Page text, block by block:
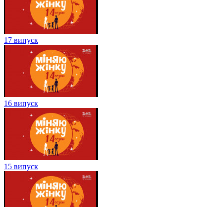
17 випуск
16 випуск
15 випуск